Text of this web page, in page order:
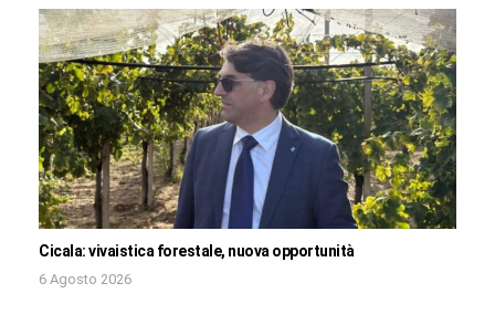
Cicala: vivaistica forestale, nuova opportunità
6 Agosto 2026